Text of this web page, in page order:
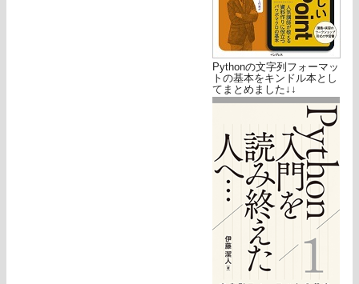
Pythonの文字列フォーマッ
トの基本をキンドル本とし
てまとめました↓↓